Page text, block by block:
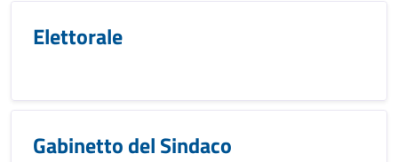
Elettorale
Gabinetto del Sindaco